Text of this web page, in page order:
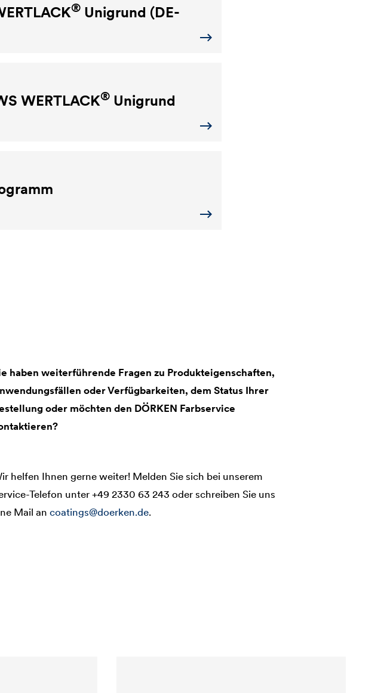
® Unigrund (DE-
WERTLACK® Unigrund
haben weiterführende Fragen zu Produkteigenschaften,
oder Verfügbarkeiten, dem Status Ihrer
oder möchten den DÖRKEN Farbservice
helfen Ihnen gerne weiter! Melden Sie sich bei unserem
Telefon unter +49 2330 63 243 oder schreiben Sie uns
Mail an coatings@doerken.de.